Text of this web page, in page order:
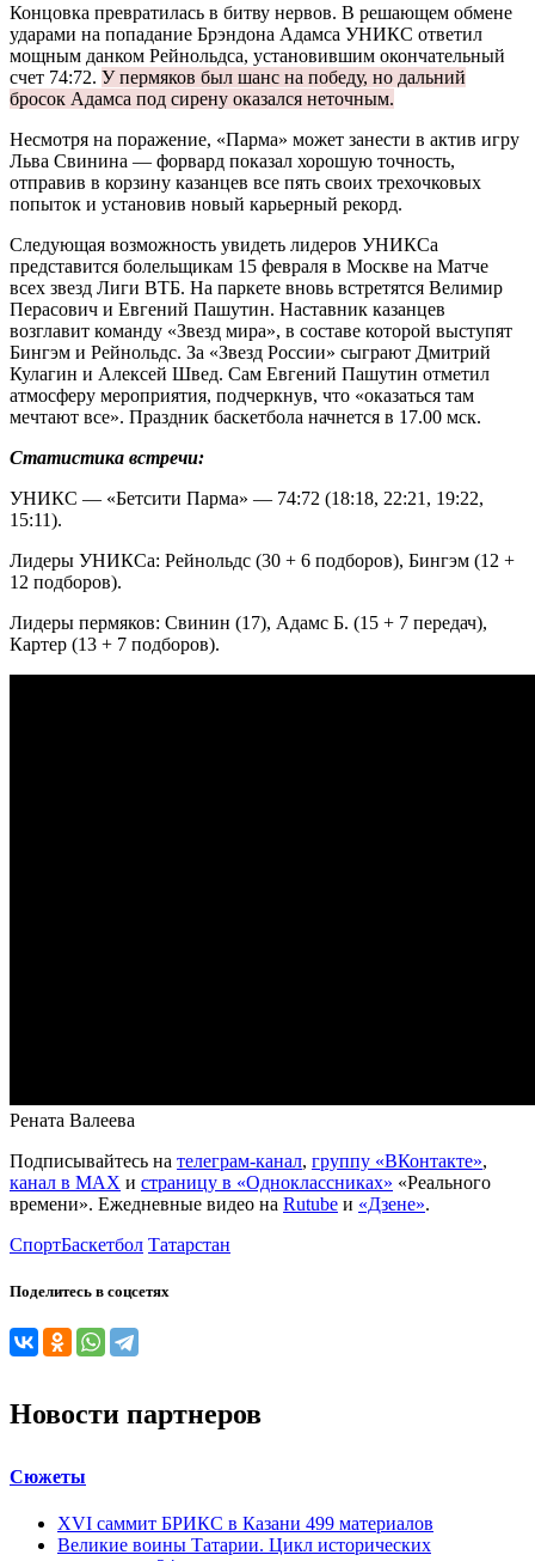
Концовка превратилась в битву нервов. В решающем обмене
ударами на попадание Брэндона Адамса УНИКС ответил
мощным данком Рейнольдса, установившим окончательный
счет 74:72. У пермяков был шанс на победу, но дальний
бросок Адамса под сирену оказался неточным.
Несмотря на поражение, «Парма» может занести в актив игру
Льва Свинина — форвард показал хорошую точность,
отправив в корзину казанцев все пять своих трехочковых
попыток и установив новый карьерный рекорд.
Следующая возможность увидеть лидеров УНИКСа
представится болельщикам 15 февраля в Москве на Матче
всех звезд Лиги ВТБ. На паркете вновь встретятся Велимир
Перасович и Евгений Пашутин. Наставник казанцев
возглавит команду «Звезд мира», в составе которой выступят
Бингэм и Рейнольдс. За «Звезд России» сыграют Дмитрий
Кулагин и Алексей Швед. Сам Евгений Пашутин отметил
атмосферу мероприятия, подчеркнув, что «оказаться там
мечтают все». Праздник баскетбола начнется в 17.00 мск.
Статистика встречи:
УНИКС — «Бетсити Парма» — 74:72 (18:18, 22:21, 19:22,
15:11).
Лидеры УНИКСа: Рейнольдс (30 + 6 подборов), Бингэм (12 +
12 подборов).
Лидеры пермяков: Свинин (17), Адамс Б. (15 + 7 передач),
Картер (13 + 7 подборов).
Рената Валеева
Подписывайтесь на телеграм-канал, группу «ВКонтакте»,
канал в MAX и страницу в «Одноклассниках» «Реального
времени». Ежедневные видео на Rutube и «Дзене».
СпортБаскетбол Татарстан
Поделитесь в соцсетях
Новости партнеров
Сюжеты
XVI саммит БРИКС в Казани 499 материалов
Великие воины Татарии. Цикл исторических